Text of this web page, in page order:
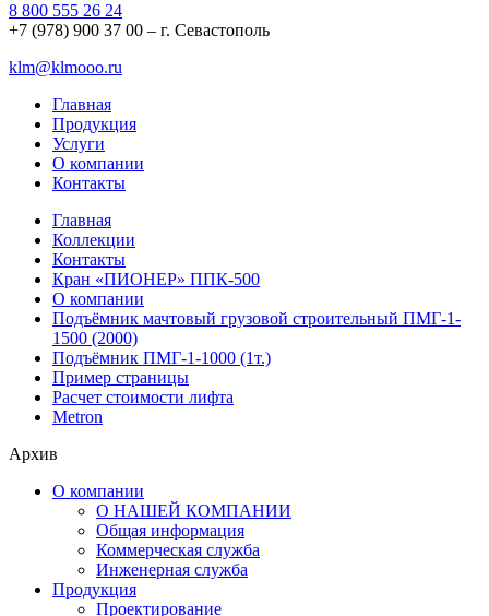
8 800 555 26 24
+7 (978) 900 37 00 – г. Севастополь
klm@klmooo.ru
Главная
Продукция
Услуги
О компании
Контакты
Главная
Коллекции
Контакты
Кран «ПИОНЕР» ППК-500
О компании
Подъёмник мачтовый грузовой строительный ПМГ-1-
1500 (2000)
Подъёмник ПМГ-1-1000 (1т.)
Пример страницы
Расчет стоимости лифта
Metron
Архив
О компании
О НАШЕЙ КОМПАНИИ
Общая информация
Коммерческая служба
Инженерная служба
Продукция
Проектирование